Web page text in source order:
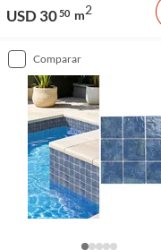
USD 3050 m2
comparar